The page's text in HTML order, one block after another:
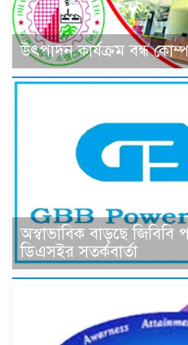
উৎপাদন কার্যক্রম বন্ধ
অস্বাভাবিক বাড়ছে জিবিবি
ডিএসইর সতর্কবার্তা